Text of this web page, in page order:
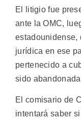
El litigio fue
ante la OMC,
estadounidense,
jurídica en ese
pertenecido a
sido
El comisario de
intentará saber